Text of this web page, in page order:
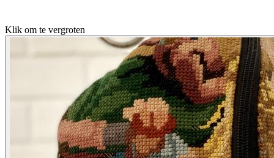
Klik om te vergroten